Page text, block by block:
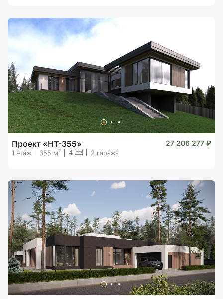
Проект «HT-355» 27 206 277 ₽
1 этаж 355 м2 4 2 гаража